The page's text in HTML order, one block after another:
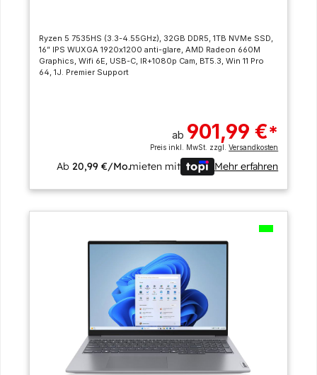
Ryzen 5 7535HS (3.3-4.55GHz), 32GB DDR5, 1TB NVMe SSD,
16” IPS WUXGA 1920x1200 anti-glare, AMD Radeon 660M
Graphics, Wifi 6E, USB-C, IR+1080p Cam, BT5.3, Win 11 Pro
64, 1J. Premier Support
ab 901,99 €*
Preis inkl. MwSt. zzgl.Versandkosten
Ab20,99 €/Mo.mieten mit Mehr erfahren